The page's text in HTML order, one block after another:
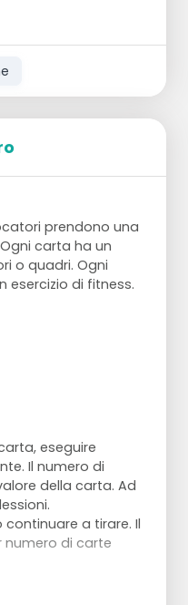
prendono una
carta ha un
o quadri. Ogni
esercizio di fitness.
eseguire
Il numero di
della carta. Ad
continuare a tirare. Il
di carte